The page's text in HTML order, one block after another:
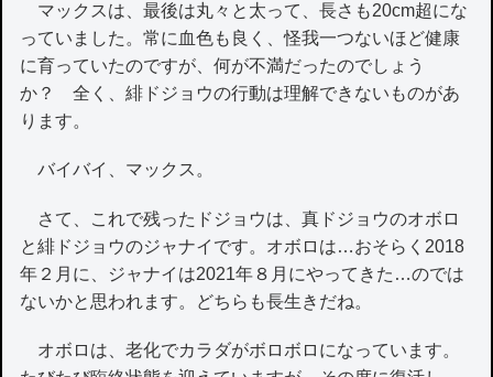
マックスは、最後は丸々と太って、長さも20cm超にな
っていました。常に血色も良く、怪我一つないほど健康
に育っていたのですが、何が不満だったのでしょう
か？ 全く、緋ドジョウの行動は理解できないものがあ
ります。
バイバイ、マックス。
さて、これで残ったドジョウは、真ドジョウのオボロ
と緋ドジョウのジャナイです。オボロは…おそらく2018
年２月に、ジャナイは2021年８月にやってきた…のでは
ないかと思われます。どちらも長生きだね。
オボロは、老化でカラダがボロボロになっています。